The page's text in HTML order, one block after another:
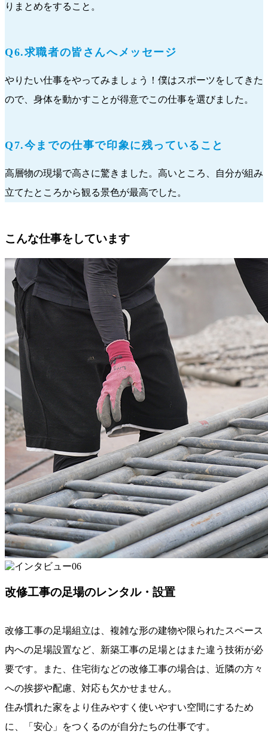
りまとめをすること。
Q6.求職者の皆さんへメッセージ
やりたい仕事をやってみましょう！僕はスポーツをしてきた
ので、身体を動かすことが得意でこの仕事を選びました。
Q7.今までの仕事で印象に残っていること
高層物の現場で高さに驚きました。高いところ、自分が組み
立てたところから観る景色が最高でした。
こんな仕事をしています
改修工事の足場のレンタル・設置
改修工事の足場組立は、複雑な形の建物や限られたスペース
内への足場設置など、新築工事の足場とはまた違う技術が必
要です。また、住宅街などの改修工事の場合は、近隣の方々
への挨拶や配慮、対応も欠かせません。
住み慣れた家をより住みやすく使いやすい空間にするため
に、「安心」をつくるのが自分たちの仕事です。